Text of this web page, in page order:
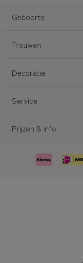
Geboorte
Trouwen
Decoratie
Service
Prijzen & info